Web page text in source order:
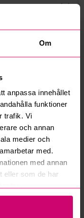
Om
anpassa innehållet
funktioner
trafik. Vi
och annan
medier och
med.
med annan
eller som de har